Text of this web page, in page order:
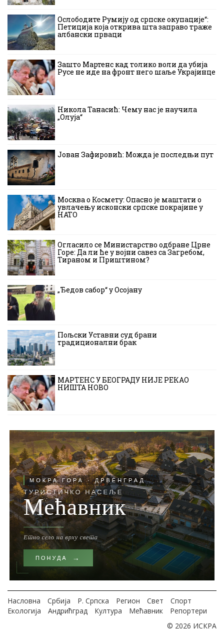
Ослободите Румију од српске окупације“:
Петиција која открива шта заправо траже
албански прваци
Зашто Мартенс кад толико воли да убија
Русе не иде на фронт него шаље Украјинце
Никола Танасић: Чему нас је научила
„Олуја“
Јован Зафировић: Можда је последњи пут
Москва о Космету: Опасно је маштати о
увлачењу исконски српске покрајине у
НАТО
Огласило се Министарство одбране Црне
Горе: Да ли ће у војни савез са Загребом,
Тираном и Приштином?
„Ђедов сабор“ у Осојану
Пољски Уставни суд брани
традиционални брак
МАРТЕНС У БЕОГРАДУ НИЈЕ РЕКАО
НИШТА НОВО
Насловна Србија Р. Српска Регион Свет
Спорт
Екологија
Андрићград Култура Мећавник
Репортери
© 2026 ИСКРА